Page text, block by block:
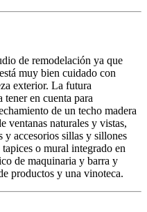
de remodelación ya que
muy bien cuidado con
exterior. La futura
tener en cuenta para
de un techo madera
ventanas naturales y vistas,
y accesorios sillas y sillones
o mural integrado en
de maquinaria y barra y
productos y una vinoteca.